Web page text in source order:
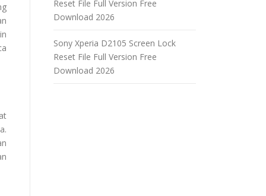
Reset File Full Version Free
Download 2026
Sony Xperia D2105 Screen Lock
Reset File Full Version Free
Download 2026